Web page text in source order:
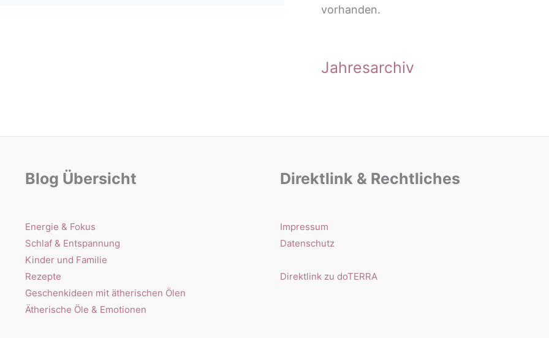
vorhanden.
Jahresarchiv
Blog Übersicht
Energie & Fokus
Schlaf & Entspannung
Kinder und Familie
Rezepte
Geschenkideen mit ätherischen Ölen
Ätherische Öle & Emotionen
Direktlink & Rechtliches
Impressum
Datenschutz
Direktlink zu doTERRA